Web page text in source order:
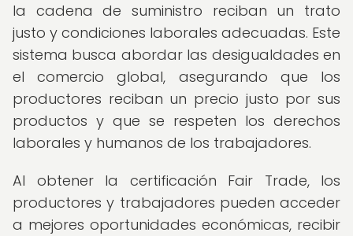
la cadena de suministro reciban un trato
justo y condiciones laborales adecuadas. Este
sistema busca abordar las desigualdades en
el comercio global, asegurando que los
productores reciban un precio justo por sus
productos y que se respeten los derechos
laborales y humanos de los trabajadores.
Al obtener la certificación Fair Trade, los
productores y trabajadores pueden acceder
a mejores oportunidades económicas, recibir